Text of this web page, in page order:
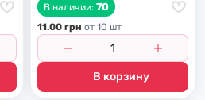
В наличии: 70
11.00 грн от 10 шт
В корзину